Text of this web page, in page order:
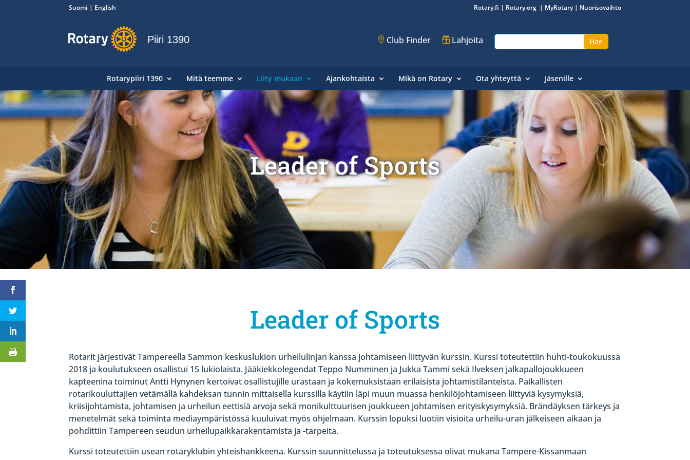
Suomi English Rotary.fi | Rotary.org | MyRotary| Nuorisovaihto
Piiri 1390 Club Finder Lahjoita
Rotarypiiri 1390 Mitä teemme Liity mukaan Ajankohtaista Mikä on Rotary Ota yhteyttä Jäsenille
Leader of Sports
Leader of Sports
Rotarit järjestivät Tampereella Sammon keskuslukion urheilulinjan kanssa johtamiseen liittyvän kurssin. Kurssi toteutettiin huhti-toukokuussa
2018 ja koulutukseen osallistui 15 lukiolaista. Jääkiekkolegendat Teppo Numminen ja Jukka Tammi sekä Ilveksen jalkapallojoukkueen
kapteenina toiminut Antti Hynynen kertoivat osallistujille urastaan ja kokemuksistaan erilaisista johtamistilanteista. Paikallisten
rotarikouluttajien vetämällä kahdeksan tunnin mittaisella kurssilla käytiin läpi muun muassa henkilöjohtamiseen liittyviä kysymyksiä,
kriisijohtamista, johtamisen ja urheilun eettisiä arvoja sekä monikulttuurisen joukkueen johtamisen erityiskysymyksiä. Brändäyksen tärkeys ja
menetelmät sekä toiminta mediaympäristössä kuuluivat myös ohjelmaan. Kurssin lopuksi luotiin visioita urheilu-uran jälkeiseen aikaan ja
pohdittiin Tampereen seudun urheilupaikkarakentamista ja -tarpeita.
Kurssi toteutettiin usean rotaryklubin yhteishankkeena. Kurssin suunnittelussa ja toteutuksessa olivat mukana Tampere-Kissanmaan